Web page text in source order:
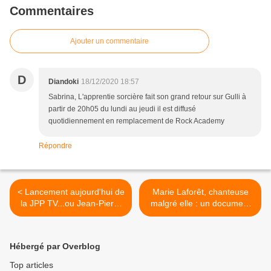
Commentaires
Ajouter un commentaire
D Diandoki 18/12/2020 18:57
Sabrina, L'apprentie sorcière fait son grand retour sur Gulli à
partir de 20h05 du lundi au jeudi il est diffusé
quotidiennement en remplacement de Rock Academy
Répondre
< Lancement aujourd'hui de
la JPP TV...ou Jean-Pierre
Pernaut TV.
Marie Laforêt, chanteuse
malgré elle : un document
de Laurent Ruquier à voir
Hébergé par Overblog
Top articles